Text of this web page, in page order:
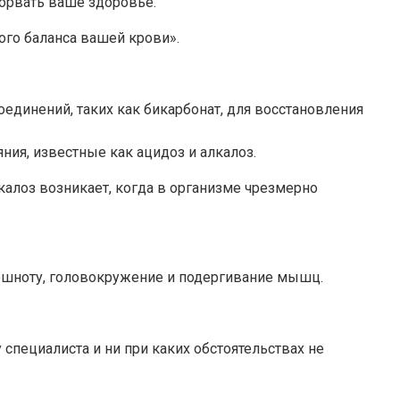
баланса вашей крови».
таких как бикарбонат, для восстановления
известные как ацидоз и алкалоз.
возникает, когда в организме чрезмерно
головокружение и подергивание мышц.
и ни при каких обстоятельствах не